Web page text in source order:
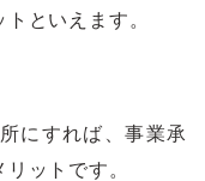
といえます。
にすれば、事業承
ットです。